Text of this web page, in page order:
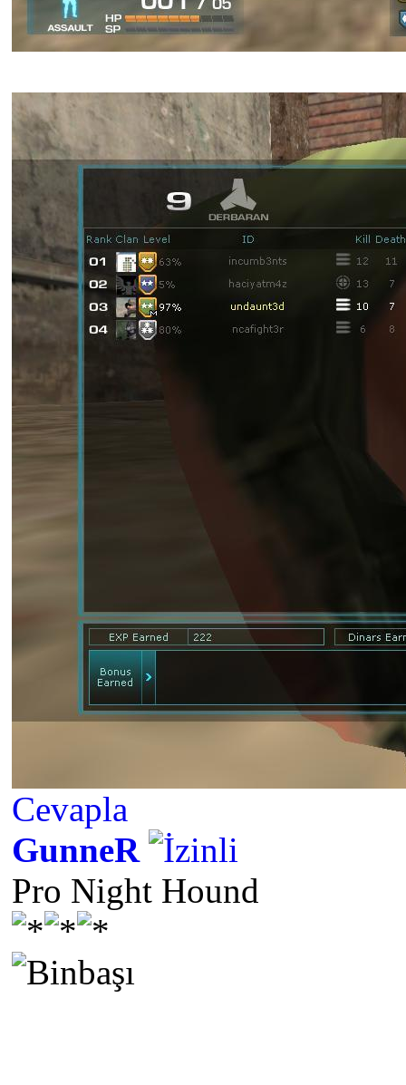
Cevapla
GunneR
Pro Night Hound